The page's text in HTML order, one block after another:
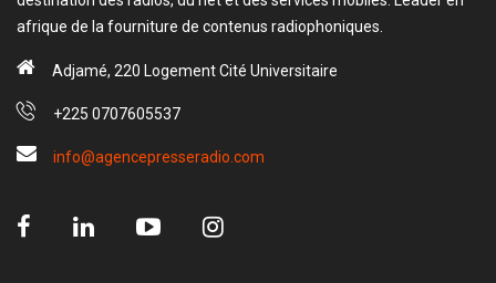
afrique de la fourniture de contenus radiophoniques.
Adjamé, 220 Logement Cité Universitaire
+225 0707605537
info@agencepresseradio.com